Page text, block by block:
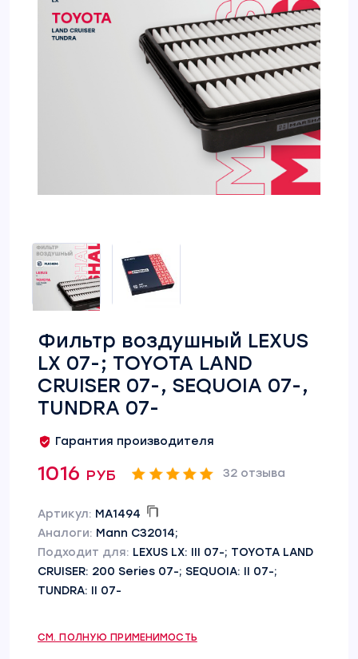
Фильтр воздушный LEXUS
LX 07-; TOYOTA LAND
CRUISER 07-, SEQUOIA 07-,
TUNDRA 07-
Гарантия производителя
1016 руб 32 отзыва
Артикул: MA1494
Аналоги: Mann C32014;
Подходит для: LEXUS LX: III 07-; TOYOTA LAND
CRUISER: 200 Series 07-; SEQUOIA: II 07-;
TUNDRA: II 07-
СМ. ПОЛНУЮ ПРИМЕНИМОСТЬ